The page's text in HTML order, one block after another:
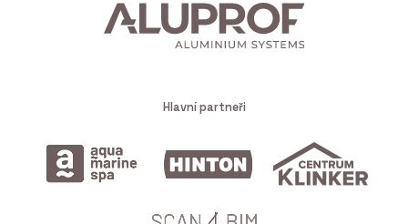
Hlavní partneři